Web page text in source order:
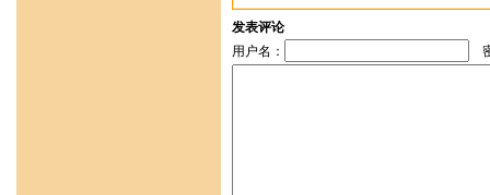
发表评论
用户名：